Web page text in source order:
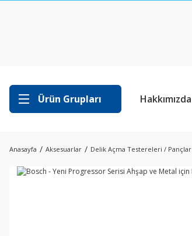
Ürün Grupları Hakkımızda
Anasayfa Aksesuarlar Delik Açma Testereleri / Pançlar